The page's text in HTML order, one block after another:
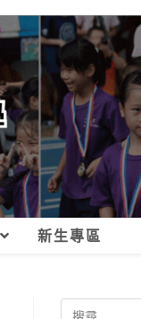
新生專區
Search